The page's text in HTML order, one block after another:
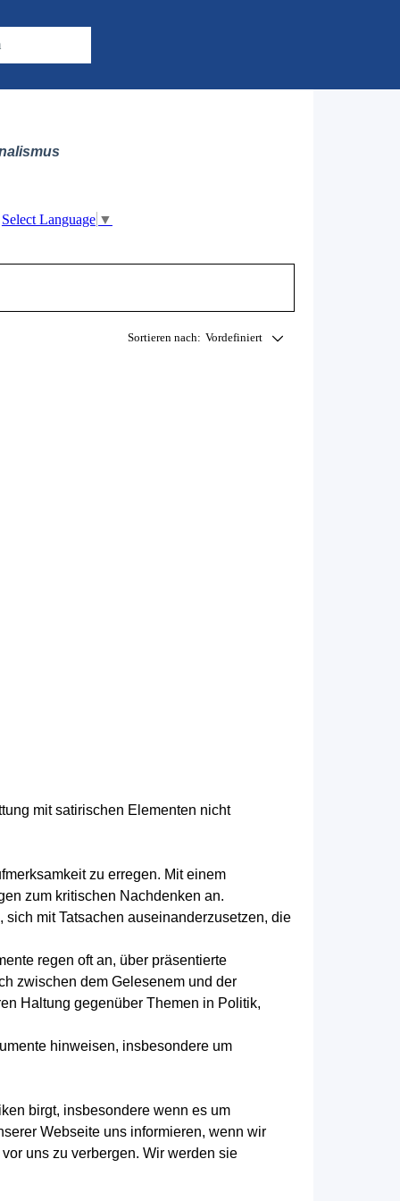
Select Language ▼
Sortieren nach: Vordefiniert
mit satirischen Elementen nicht
zu erregen. Mit einem
zum kritischen Nachdenken an.
mit Tatsachen auseinanderzusetzen, die
regen oft an, über präsentierte
zwischen dem Gelesenem und der
Haltung gegenüber Themen in Politik,
hinweisen, insbesondere um
birgt, insbesondere wenn es um
Webseite uns informieren, wenn wir
uns zu verbergen. Wir werden sie